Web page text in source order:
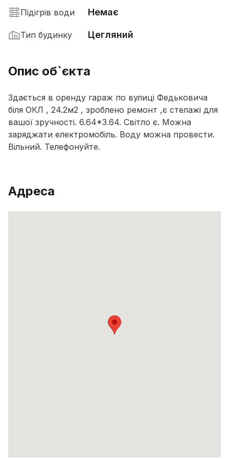
Підігрів води Немає
Тип будинку Цегляний
Опис об`єкта
Здається в оренду гараж по вулиці Федьковича
біля ОКЛ , 24.2м2 , зроблено ремонт ,є стелажі для
вашої зручності. 6.64*3.64. Світло є. Можна
заряджати електромобіль. Воду можна провести.
Вільний. Телефонуйте.
Адреса